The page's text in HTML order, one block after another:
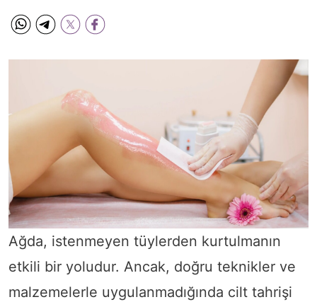
Ağda, istenmeyen tüylerden kurtulmanın
etkili bir yoludur. Ancak, doğru teknikler ve
malzemelerle uygulanmadığında cilt tahrişi